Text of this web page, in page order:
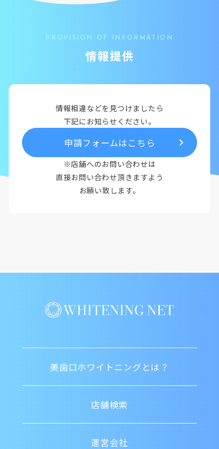
PROVISION OF INFORMATION
情報提供
情報相違などを見つけましたら
下記にお知らせください。
申請フォームはこちら
※店舗へのお問い合わせは
直接お問い合わせ頂きますよう
お願い致します。
美歯口ホワイトニングとは？
店舗検索
運営会社